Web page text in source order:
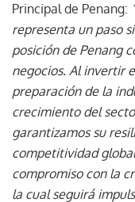
Principal de Penang:
representa un paso
posición de Penang
negocios. Al invertir
preparación de la
crecimiento del
garantizamos su
competitividad
compromiso con la
la cual seguirá